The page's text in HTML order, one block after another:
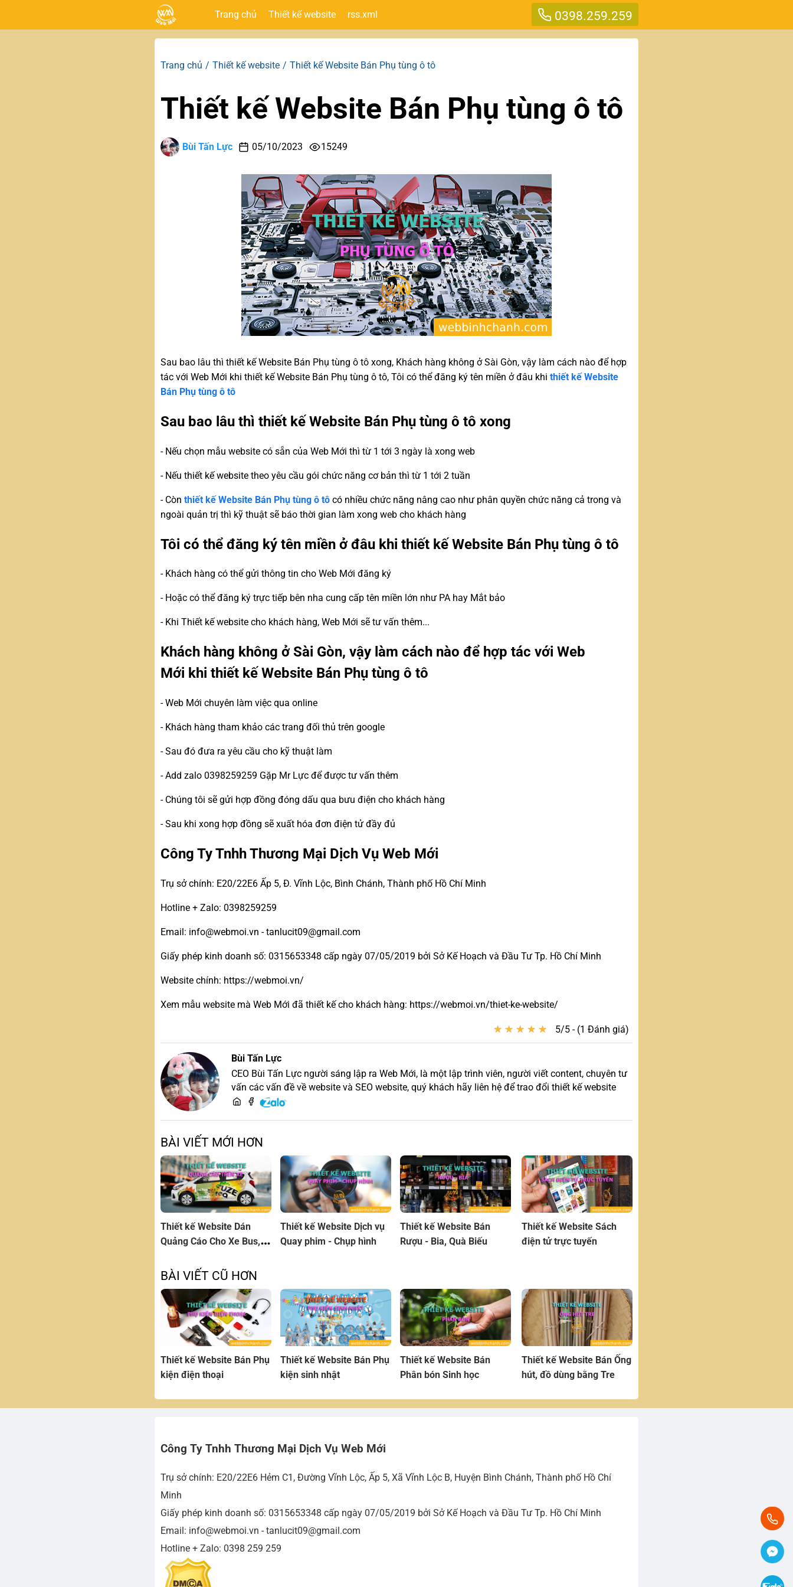
0398.259.259
Trang chủ Thiết kế website rss.xml
Trang chủ Thiết kế website Thiết kế Website Bán Phụ tùng ô tô
Thiết kế Website Bán Phụ tùng ô tô
Bùi Tấn Lực 05/10/2023 15249
Sau bao lâu thì thiết kế Website Bán Phụ tùng ô tô xong, Khách hàng không ở Sài Gòn, vậy làm cách nào để hợp
tác với Web Mới khi thiết kế Website Bán Phụ tùng ô tô, Tôi có thể đăng ký tên miền ở đâu khi thiết kế Website
Bán Phụ tùng ô tô
Sau bao lâu thì thiết kế Website Bán Phụ tùng ô tô xong
- Nếu chọn mẫu website có sẵn của Web Mới thì từ 1 tới 3 ngày là xong web
- Nếu thiết kế website theo yêu cầu gói chức năng cơ bản thì từ 1 tới 2 tuần
- Còn thiết kế Website Bán Phụ tùng ô tô có nhiều chức năng nâng cao như phân quyền chức năng cả trong và
ngoài quản trị thì kỹ thuật sẽ báo thời gian làm xong web cho khách hàng
Tôi có thể đăng ký tên miền ở đâu khi thiết kế Website Bán Phụ tùng ô tô
- Khách hàng có thể gửi thông tin cho Web Mới đăng ký
- Hoặc có thể đăng ký trực tiếp bên nha cung cấp tên miền lớn như PA hay Mắt bảo
- Khi Thiết kế website cho khách hàng, Web Mới sẽ tư vấn thêm...
Khách hàng không ở Sài Gòn, vậy làm cách nào để hợp tác với Web
Mới khi thiết kế Website Bán Phụ tùng ô tô
- Web Mới chuyên làm việc qua online
- Khách hàng tham khảo các trang đối thủ trên google
- Sau đó đưa ra yêu cầu cho kỹ thuật làm
- Add zalo 0398259259 Gặp Mr Lực để được tư vấn thêm
- Chúng tôi sẽ gửi hợp đồng đóng dấu qua bưu điện cho khách hàng
- Sau khi xong hợp đồng sẽ xuất hóa đơn điện tử đầy đủ
Công Ty Tnhh Thương Mại Dịch Vụ Web Mới
Trụ sở chính: E20/22E6 Ấp 5, Đ. Vĩnh Lộc, Bình Chánh, Thành phố Hồ Chí Minh
Hotline + Zalo: 0398259259
Email: info@webmoi.vn - tanlucit09@gmail.com
Giấy phép kinh doanh số: 0315653348 cấp ngày 07/05/2019 bởi Sở Kế Hoạch và Đầu Tư Tp. Hồ Chí Minh
Website chính: https://webmoi.vn/
Xem mẫu website mà Web Mới đã thiết kế cho khách hàng: https://webmoi.vn/thiet-ke-website/
★ ★ ★ ★ ★
★ ★ ★ ★ ★ 5/5 - (1 Đánh giá)
Bùi Tấn Lực
CEO Bùi Tấn Lực người sáng lập ra Web Mới, là một lập trình viên, người viết content, chuyên tư
vấn các vấn đề về website và SEO website, quý khách hãy liên hệ để trao đổi thiết kế website
BÀI VIẾT MỚI HƠN
Thiết kế Website Dán
Quảng Cáo Cho Xe Bus,
Thiết kế Website Dịch vụ
Quay phim - Chụp hình
Thiết kế Website Bán
Rượu - Bia, Quà Biếu
Thiết kế Website Sách
điện tử trực tuyến
BÀI VIẾT CŨ HƠN
Thiết kế Website Bán Phụ
kiện điện thoại
Thiết kế Website Bán Phụ
kiện sinh nhật
Thiết kế Website Bán
Phân bón Sinh học
Thiết kế Website Bán Ống
hút, đồ dùng bằng Tre
Công Ty Tnhh Thương Mại Dịch Vụ Web Mới
Trụ sở chính: E20/22E6 Hẻm C1, Đường Vĩnh Lộc, Ấp 5, Xã Vĩnh Lộc B, Huyện Bình Chánh, Thành phố Hồ Chí
Minh
Giấy phép kinh doanh số: 0315653348 cấp ngày 07/05/2019 bởi Sở Kế Hoạch và Đầu Tư Tp. Hồ Chí Minh
Email: info@webmoi.vn - tanlucit09@gmail.com
Hotline + Zalo: 0398 259 259